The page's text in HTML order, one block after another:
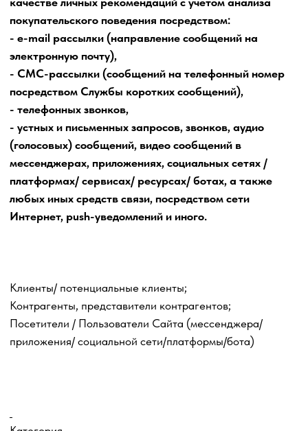
«Биометрические персональные данные»- не
обрабатываются.
Перечень действий:
сбор; запись; систематизация; накопление; хранение;
использование; передача (предоставление, доступ);
обезличивание; блокирование; удаление; уничтожение
персональных данных.
Способы обработки:
- автоматизированная обработка персональных данных;
- информация передается и по внутренней сети
юридического лица, и по сети Интернет.
его персональных данных;
- обработка персональных данных необходима для
исполнения договора,
стороной которого либо выгодоприобретателем, по
которому является субъект
персональных данных, а также для заключения договора
свободы субъекта персональных данных.